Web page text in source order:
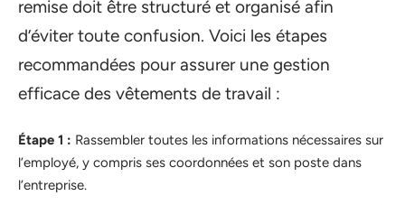
remise doit être structuré et organisé afin
d’éviter toute confusion. Voici les étapes
recommandées pour assurer une gestion
efficace des vêtements de travail :
Étape 1 : Rassembler toutes les informations nécessaires sur
l’employé, y compris ses coordonnées et son poste dans
l’entreprise.